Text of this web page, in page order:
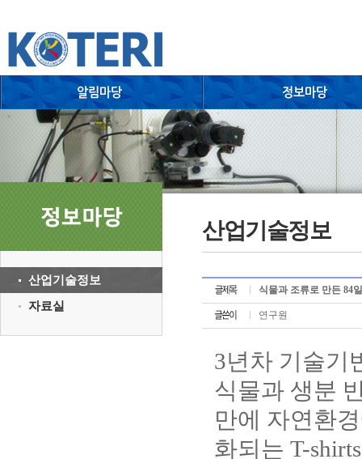
산업기술정보
자료실
산업기술정보
식물과 조류로 만든 84
연구원
3년차 기술기
식물과 생분
만에 자연환
화되는 T-